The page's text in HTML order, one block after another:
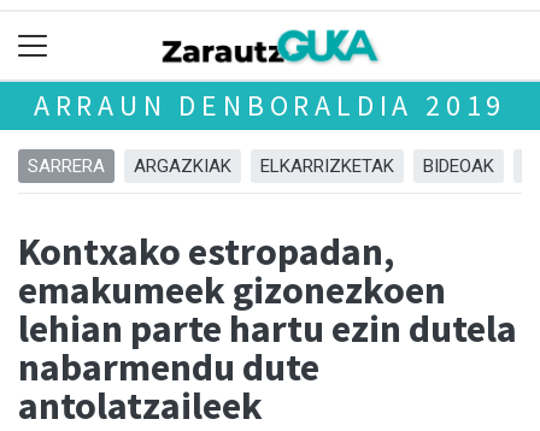
ARRAUN DENBORALDIA 2019
SARRERA ARGAZKIAK ELKARRIZKETAK BIDEOAK
Kontxako estropadan,
emakumeek gizonezkoen
lehian parte hartu ezin dutela
nabarmendu dute
antolatzaileek